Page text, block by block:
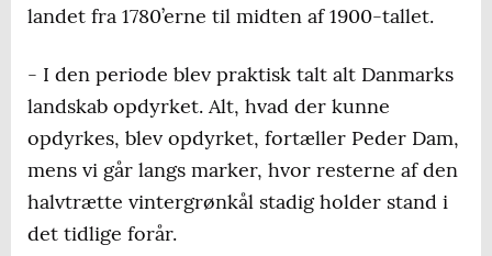
landet fra 1780’erne til midten af 1900-tallet.
- I den periode blev praktisk talt alt Danmarks
landskab opdyrket. Alt, hvad der kunne
opdyrkes, blev opdyrket, fortæller Peder Dam,
mens vi går langs marker, hvor resterne af den
halvtrætte vintergrønkål stadig holder stand i
det tidlige forår.